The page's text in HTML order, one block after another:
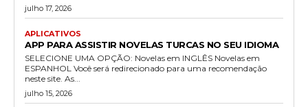
julho 17, 2026
APLICATIVOS
APP PARA ASSISTIR NOVELAS TURCAS NO SEU IDIOMA
SELECIONE UMA OPÇÃO: Novelas em INGLÊS Novelas em
ESPANHOL Você será redirecionado para uma recomendação
neste site. As...
julho 15, 2026